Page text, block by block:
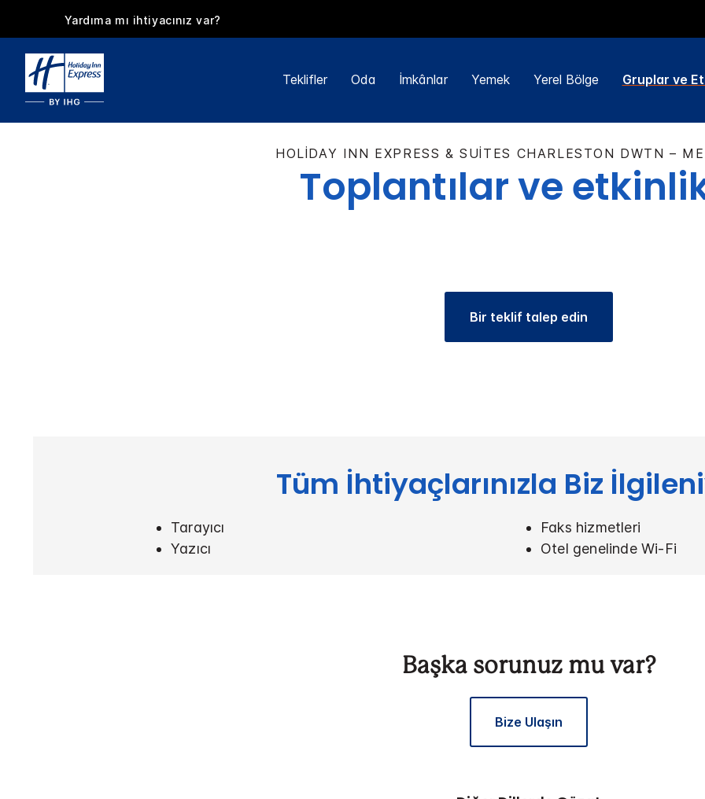
Yardıma mı ihtiyacınız var?
Teklifler Oda İmkânlar Yemek Yerel Bölge Gruplar ve
HOLIDAY INN EXPRESS & SUITES CHARLESTON DWTN –
Toplantılar ve
Bir teklif talep edin
Tüm İhtiyaçlarınızla Biz
Tarayıcı
Faks hizmetleri
Yazıcı
Otel genelinde Wi-Fi
Başka sorunuz mu var?
Bize Ulaşın